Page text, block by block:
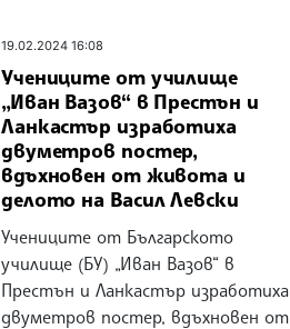
19.02.2024 16:08
Учениците от училище
„Иван Вазов“ в Престън и
Ланкастър изработиха
двуметров постер,
вдъхновен от живота и
делото на Васил Левски
Учениците от Българското
училище (БУ) „Иван Вазов“ в
Престън и Ланкастър изработиха
двуметров постер, вдъхновен от